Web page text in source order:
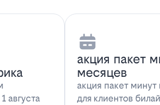
августа
акция пакет
месяцев
акция пакет
для клиентов